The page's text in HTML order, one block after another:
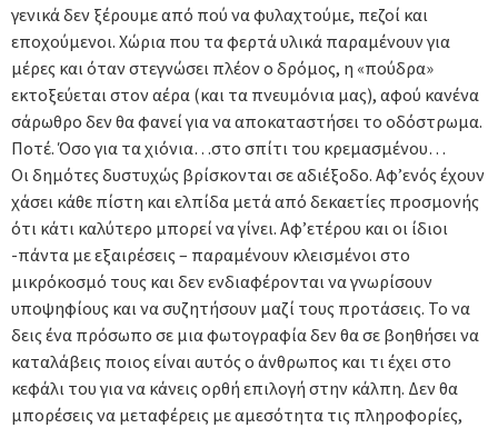
γενικά δεν ξέρουμε από πού να φυλαχτούμε, πεζοί και
εποχούμενοι. Χώρια που τα φερτά υλικά παραμένουν για
μέρες και όταν στεγνώσει πλέον ο δρόμος, η «πούδρα»
εκτοξεύεται στον αέρα (και τα πνευμόνια μας), αφού κανένα
σάρωθρο δεν θα φανεί για να αποκαταστήσει το οδόστρωμα.
Ποτέ. Όσο για τα χιόνια…στο σπίτι του κρεμασμένου…
Οι δημότες δυστυχώς βρίσκονται σε αδιέξοδο. Αφ’ενός έχουν
χάσει κάθε πίστη και ελπίδα μετά από δεκαετίες προσμονής
ότι κάτι καλύτερο μπορεί να γίνει. Αφ’ετέρου και οι ίδιοι
-πάντα με εξαιρέσεις – παραμένουν κλεισμένοι στο
μικρόκοσμό τους και δεν ενδιαφέρονται να γνωρίσουν
υποψηφίους και να συζητήσουν μαζί τους προτάσεις. Το να
δεις ένα πρόσωπο σε μια φωτογραφία δεν θα σε βοηθήσει να
καταλάβεις ποιος είναι αυτός ο άνθρωπος και τι έχει στο
κεφάλι του για να κάνεις ορθή επιλογή στην κάλπη. Δεν θα
μπορέσεις να μεταφέρεις με αμεσότητα τις πληροφορίες,